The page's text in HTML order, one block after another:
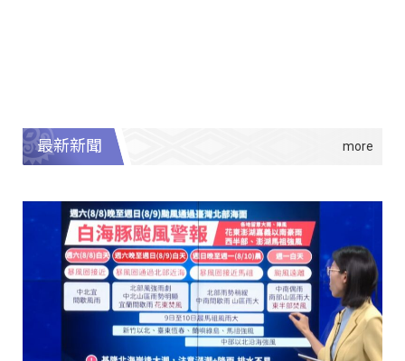
最新新聞